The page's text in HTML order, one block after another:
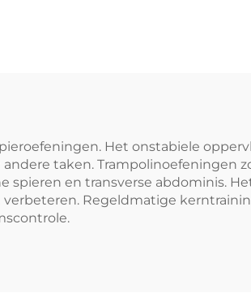
Het onstabiele
taken. Trampolinoefeningen
spieren en transverse abdominis.
Regeldmatige